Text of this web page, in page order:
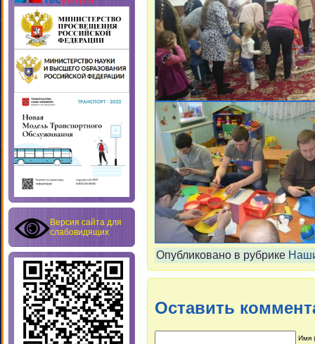
Версия сайта для
слабовидящих
Опубликовано в рубрике
Оставить
Имя